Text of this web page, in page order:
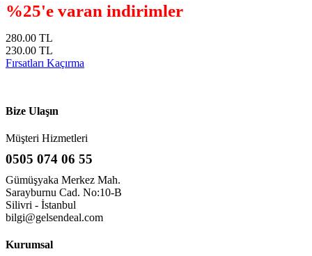
%25'e varan indirimler
280.00 TL
230.00 TL
Fırsatları Kaçırma
Bize Ulaşın
Müşteri Hizmetleri
0505 074 06 55
Gümüşyaka Merkez Mah.
Sarayburnu Cad. No:10-B
Silivri - İstanbul
bilgi@gelsendeal.com
Kurumsal